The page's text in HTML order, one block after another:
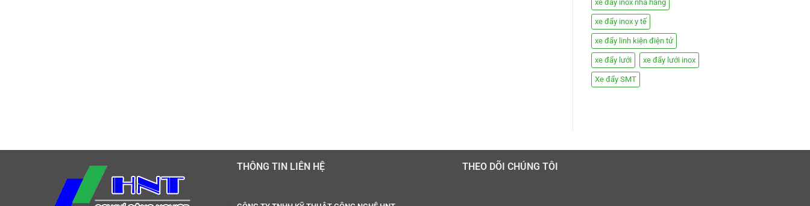
xe đẩy inox nhà hàng
xe đẩy inox y tế
xe đẩy linh kiện điện tử
xe đẩy lưới xe đẩy lưới inox
Xe đẩy SMT
THÔNG TIN LIÊN HỆ THEO DÕI CHÚNG TÔI